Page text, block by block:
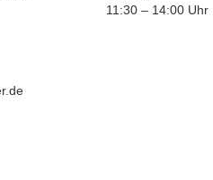
11:30 – 14:00 Uhr